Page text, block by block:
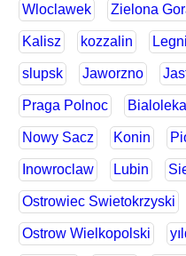
Wloclawek Zielona
Kalisz kozzalin
slupsk Jaworzno
Praga Polnoc Bialoleka
Nowy Sacz Konin
Inowroclaw Lubin
Ostrowiec Swietokrzyski
Ostrow Wielkopolski